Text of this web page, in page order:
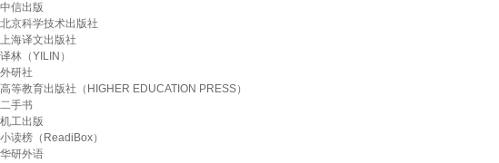
中信出版
北京科学技术出版社
上海译文出版社
译林（YILIN）
外研社
高等教育出版社（HIGHER EDUCATION PRESS）
二手书
机工出版
小读榜（ReadiBox）
华研外语